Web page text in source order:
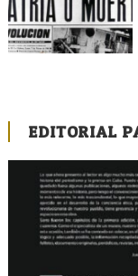
EDITORIAL